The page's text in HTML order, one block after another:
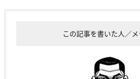
この記事を書いた人／メ